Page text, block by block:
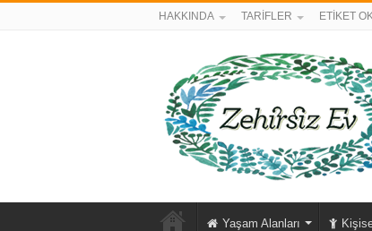
HAKKINDA TARİFLER ETİKET
Yaşam Alanları